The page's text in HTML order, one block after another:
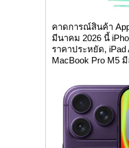
คาดการณ์สินค้า
มีนาคม 2026 นี้
ราคาประหยัด, iPad
MacBook Pro M5